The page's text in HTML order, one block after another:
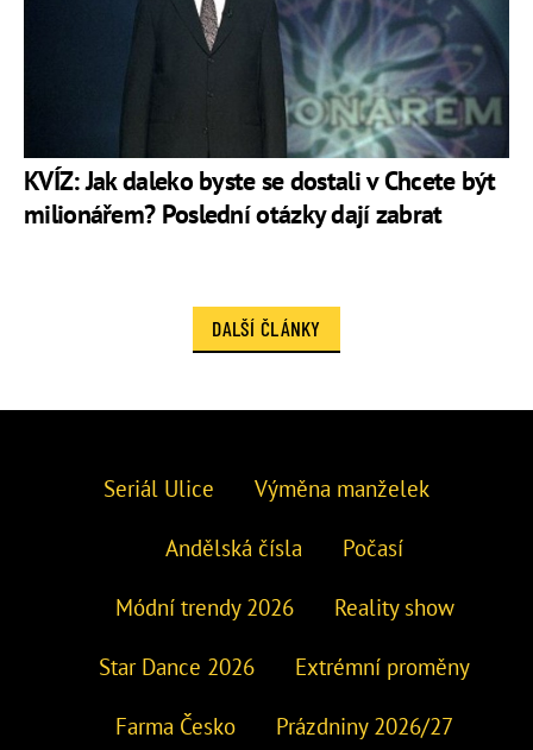
KVÍZ: Jak daleko byste se dostali v Chcete být
milionářem? Poslední otázky dají zabrat
DALŠÍ ČLÁNKY
Seriál Ulice Výměna manželek
Andělská čísla Počasí
Módní trendy 2026 Reality show
Star Dance 2026 Extrémní proměny
Farma Česko Prázdniny 2026/27